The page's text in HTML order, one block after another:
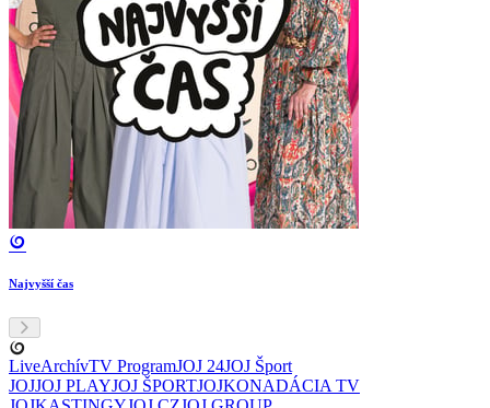
Najvyšší čas
LiveArchívTV ProgramJOJ 24JOJ Šport
JOJJOJ PLAYJOJ ŠPORTJOJKONADÁCIA TV